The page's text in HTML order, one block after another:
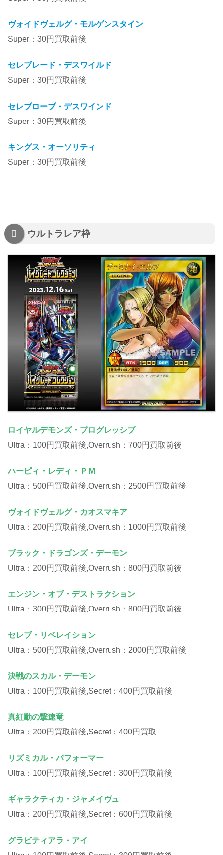
ヴォイドヴェルグ・モルゲンスタイン
Super：30円買取前後
セレブレード・デスワイルド
Super：30円買取前後
セレブローブ・デスワインド
Super：30円買取前後
キングス・オーソリティ
Super：30円買取前後
ウルトラレア枠
ロイヤルデモンズ・プログレッシブ
Ultra：100円買取前後,Overrush：700円買取前後
ハーピィ・レディ・ＰＭ
Ultra：500円買取前後,Overrush：2500円買取前後
ヴォイドヴェルグ・カオスマキア
Ultra：200円買取前後,Overrush：1000円買取前後
ブラック・ドラゴンズ・デーモン
Ultra：200円買取前後,Overrush：800円買取前後
エンジン・オブ・デストラクション
Ultra：300円買取前後,Overrush：800円買取前後
セレブ・リベレイション
Ultra：500円買取前後,Overrush：2000円買取前後
決戦のスカル・デーモン
Ultra：100円買取前後,Secret：400円買取前後
真紅動の撃速竜
Ultra：200円買取前後,Secret：400円買取
リズミカル・パフォーマー
Ultra：100円買取前後,Secret：300円買取前後
ギャラクティカ・ジャメイヴュ
Ultra：200円買取前後,Secret：600円買取前後
グラビティアラ・アイ